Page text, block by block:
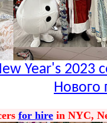
Year's 2023
Нового
for hirein NYC,